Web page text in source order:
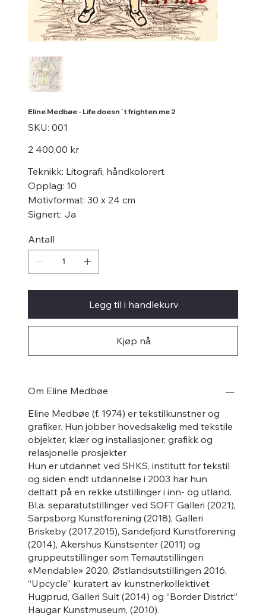
Eline Medbøe - Life doesn`t frighten me 2
SKU: SKU
001
001
Pris
2 400,00 kr
Teknikk: Litografi, håndkolorert
Opplag: 10
Motivformat: 30 x 24 cm
Signert: Ja
Antall
Legg til i handlekurv
Kjøp nå
Om Eline Medbøe
Eline Medbøe (f. 1974) er tekstilkunstner og
grafiker. Hun jobber hovedsakelig med tekstile
objekter, klær og installasjoner, grafikk og
relasjonelle prosjekter
Hun er utdannet ved SHKS, institutt for tekstil
og siden endt utdannelse i 2003 har hun
deltatt på en rekke utstillinger i inn- og utland.
Bl.a. separatutstillinger ved SOFT Galleri (2021),
Sarpsborg Kunstforening (2018), Galleri
Briskeby (2017,2015), Sandefjord Kunstforening
(2014), Akershus Kunstsenter (2011) og
gruppeutstillinger som Temautstillingen
«Mendable» 2020, Østlandsutstillingen 2016,
“Upcycle” kuratert av kunstnerkollektivet
Hugprud, Galleri Sult (2014) og “Border District”
Haugar Kunstmuseum, (2010).